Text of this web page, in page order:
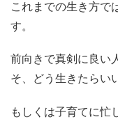
これまでの生き方で
す。
前向きで真剣に良い
そ、どう生きたらい
もしくは子育てに忙